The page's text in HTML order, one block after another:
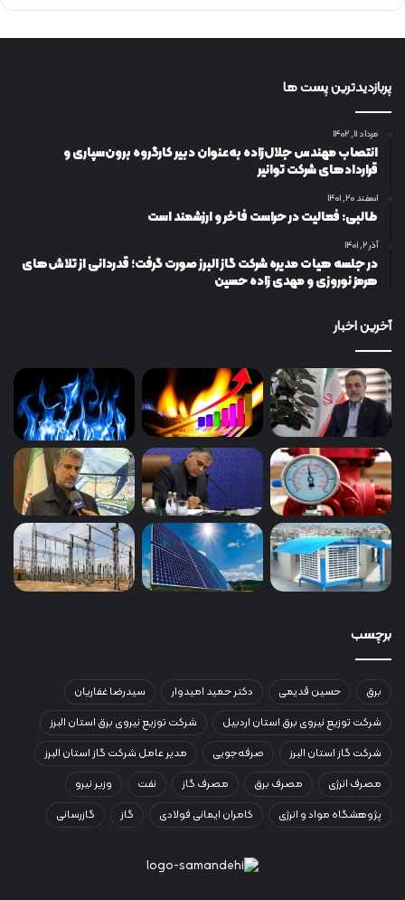
پربازدیدترین پست ها
مرداد ۱۱, ۱۴۰۲
انتصاب مهندس جلال‌زاده به‌عنوان دبیر كارگروه برون‌سپاری و
قراردادهای شركت توانیر
اسفند ۲۰, ۱۴۰۱
طالبی: فعالیت در حراست فاخر و ارزشمند است
آذر ۲, ۱۴۰۱
در جلسه هیات مدیره شرکت گاز البرز صورت گرفت؛ قدردانی از تلاش‌های
هرمز نوروزی و مهدی زاده حسین
آخرین اخبار
برچسب
برق حسین قدیمی دکتر حمید امیدوار
سیدرضا غفاریان
شرکت توزیع نیروی برق استان اردبیل
شرکت توزیع نیروی برق استان البرز
شرکت گاز استان البرز
صرفه‌جویی
مدیر عامل شرکت گاز استان البرز
مصرف انرژی
مصرف برق مصرف گاز نفت
وزیر نیرو
پژوهشگاه مواد و انرژی
کامران ایمانی فولادی گاز گازرسانی